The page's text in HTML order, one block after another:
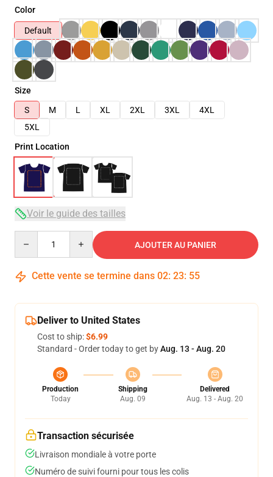
Color
Default
Size
S
M L XL 2XL 3XL
4XL
5XL
Print Location
Voir le guide des tailles
AJOUTER AU PANIER
Cette vente se termine dans 02: 23: 54
Deliver to United States
Cost to ship:$6.99
Standard - Order today to get byAug. 13 - Aug. 20
Production
Today
Shipping
Aug. 09
Delivered
Aug. 13 - Aug. 20
Transaction sécurisée
Livraison mondiale à votre porte
Numéro de suivi fourni pour tous les colis